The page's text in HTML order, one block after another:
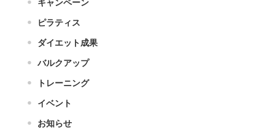
キャンペーン
ピラティス
ダイエット成果
バルクアップ
トレーニング
イベント
お知らせ